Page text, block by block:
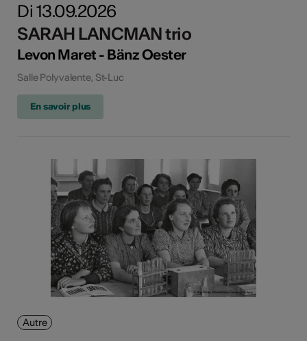
Di 13.09.2026
SARAH LANCMAN trio
Levon Maret - Bänz Oester
Salle Polyvalente, St-Luc
En savoir plus
Autre